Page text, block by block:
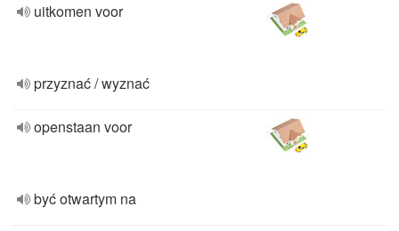
uitkomen voor
przyznać / wyznać
openstaan voor
być otwartym na